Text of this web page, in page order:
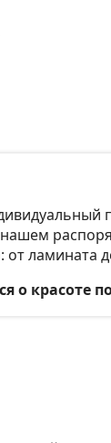
ламината
о красоте